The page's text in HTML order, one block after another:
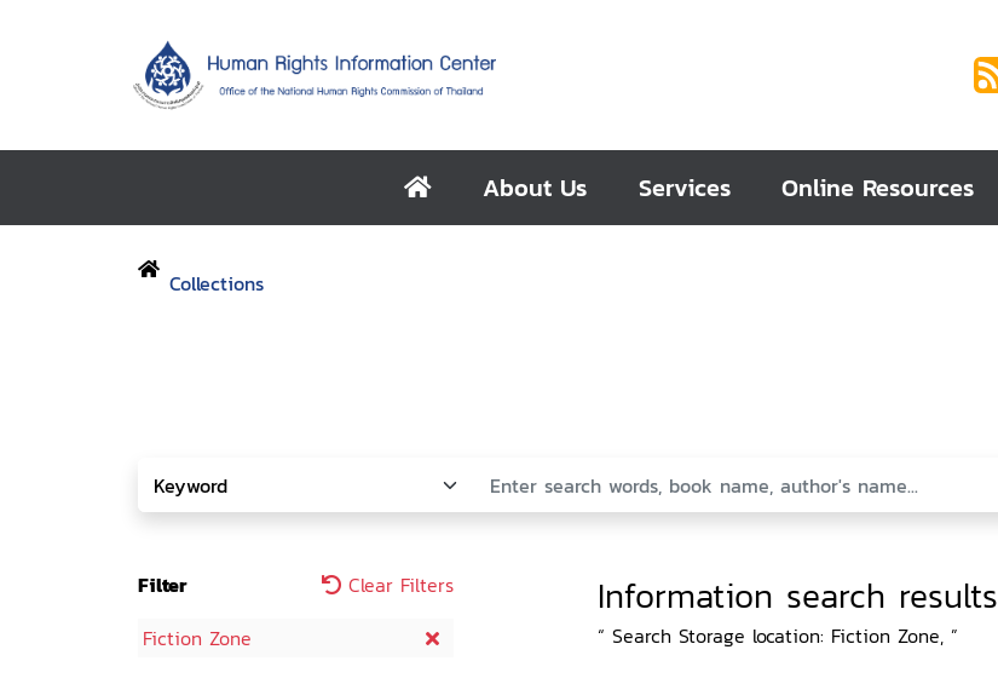
About Us Services Online Resources
Collections
Filter
Clear Filters
Fiction Zone
Information search results
“ Search Storage location: Fiction Zone, ”